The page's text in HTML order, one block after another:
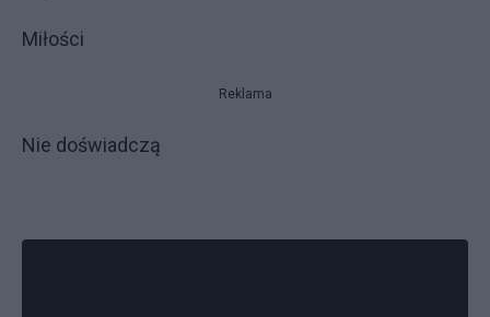
Miłości
Reklama
Nie doświadczą